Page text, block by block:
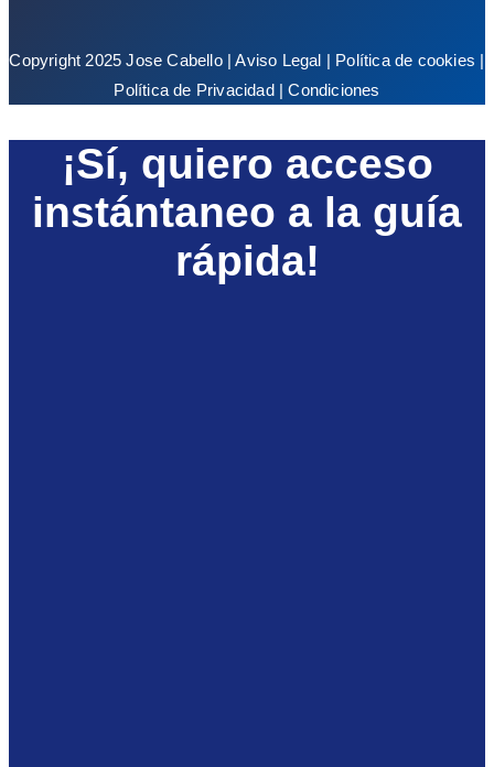
Copyright 2025 Jose Cabello |Aviso Legal | Política de cookies |
Política de Privacidad|Condiciones
¡Sí, quiero acceso
instántaneo a la guía
rápida!